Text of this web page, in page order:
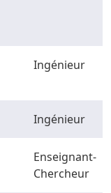
Ingénieur
Ingénieur
Enseignant-
Chercheur